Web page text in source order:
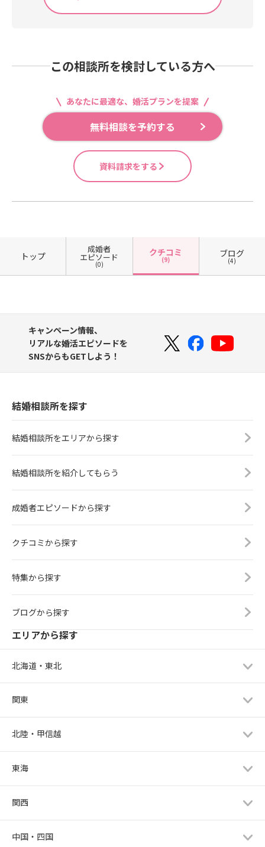
この相談所を検討している方へ
あなたに最適な、婚活プランを提案
無料相談を予約する
資料請求をする
トップ
成婚者
エピソード
(0)
クチコミ
(9)
ブログ
(4)
キャンペーン情報、
リアルな婚活エピソードを
SNSからもGETしよう！
結婚相談所を探す
結婚相談所をエリアから探す
結婚相談所を紹介してもらう
成婚者エピソードから探す
クチコミから探す
特集から探す
ブログから探す
エリアから探す
北海道・東北
関東
北陸・甲信越
東海
関西
中国・四国